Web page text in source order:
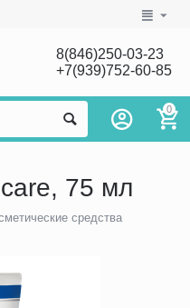
8(846)250-03-23
+7(939)752-60-85
0
75 мл
средства